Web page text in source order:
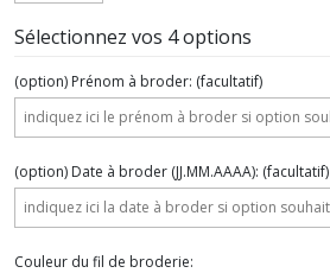
Sélectionnez vos 4 options
(option) Prénom à broder: (facultatif)
(option) Date à broder (JJ.MM.AAAA): (facultatif)
Couleur du fil de broderie: